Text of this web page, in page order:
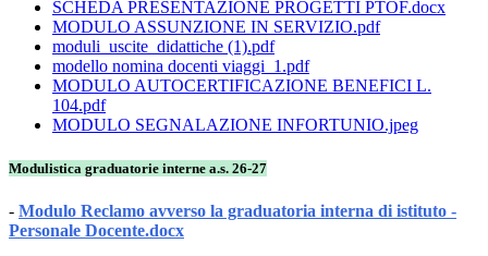
SCHEDA PRESENTAZIONE PROGETTI PTOF.docx
MODULO ASSUNZIONE IN SERVIZIO.pdf
moduli_uscite_didattiche (1).pdf
modello nomina docenti viaggi_1.pdf
MODULO AUTOCERTIFICAZIONE BENEFICI L.
104.pdf
MODULO SEGNALAZIONE INFORTUNIO.jpeg
Modulistica graduatorie interne a.s. 26-27
- Modulo Reclamo avverso la graduatoria interna di istituto -
Personale Docente.docx